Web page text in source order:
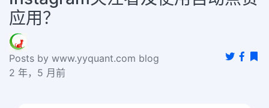
应用？
Posts by www.yyquant.com blog
2 年，5 月前